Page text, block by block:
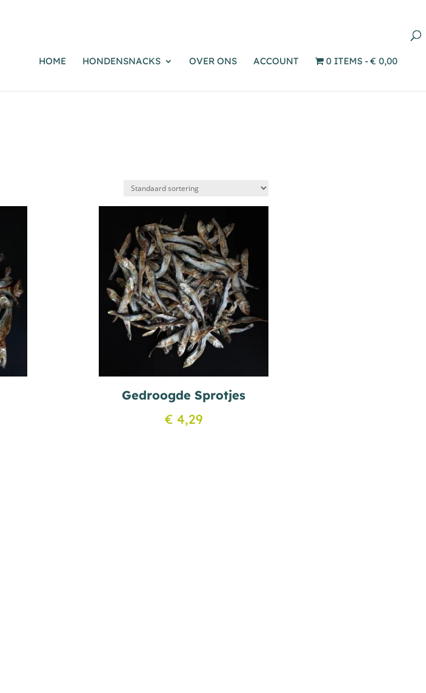
HOME HONDENSNACKS OVER ONS ACCOUNT 0 ITEMS € 0,00
Gedroogde Sprotjes
€ 4,29